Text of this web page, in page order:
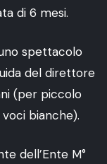
di 6 mesi.
spettacolo
del direttore
(per piccolo
bianche).
dell’Ente M°